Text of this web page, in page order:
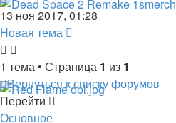
13 ноя 2017, 01:28
Новая тема
1 тема • Страница 1 из 1
Вернуться к списку форумов
Перейти
Основное